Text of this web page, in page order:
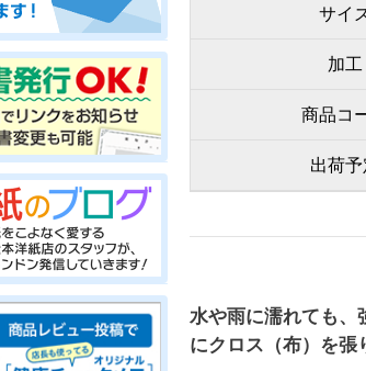
サイ
加工
商品コ
出荷予
水や雨に濡れても、
にクロス（布）を張